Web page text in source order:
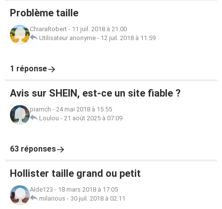
Problème taille
ChiaraRobert - 11 juil. 2018 à 21:00
Utilisateur anonyme - 12 juil. 2018 à 11:59
1 réponse
Avis sur SHEIN, est-ce un site fiable ?
piamch - 24 mai 2018 à 15:55
Loulou - 21 août 2025 à 07:09
63 réponses
Hollister taille grand ou petit
AIde123 - 18 mars 2018 à 17:05
milarious - 30 juil. 2018 à 02:11